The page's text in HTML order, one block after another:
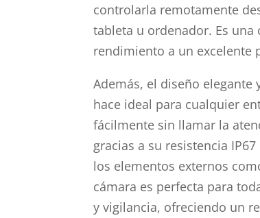
controlarla remotamente
tableta u ordenador. Es una
rendimiento a un excelente
Además, el diseño elegante
hace ideal para cualquier
fácilmente sin llamar la
gracias a su resistencia
los elementos externos
cámara es perfecta para
y vigilancia, ofreciendo un